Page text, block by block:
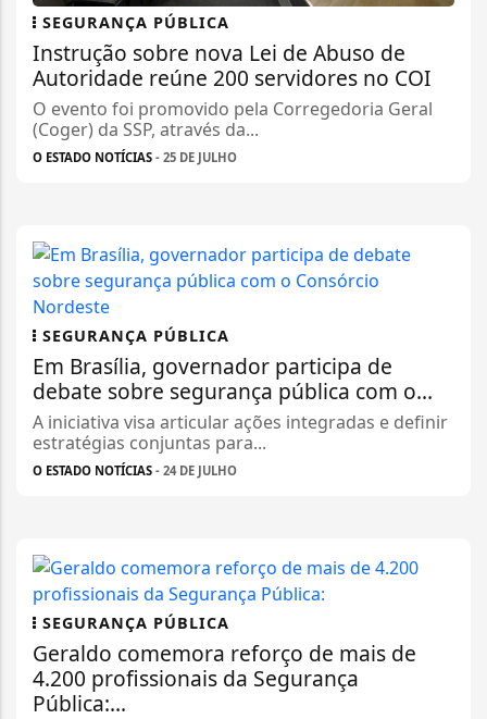
SEGURANÇA PÚBLICA
Instrução sobre nova Lei de Abuso de
Autoridade reúne 200 servidores no COI
O evento foi promovido pela Corregedoria Geral
(Coger) da SSP, através da...
O ESTADO NOTÍCIAS - 25 DE JULHO
SEGURANÇA PÚBLICA
Em Brasília, governador participa de
debate sobre segurança pública com o...
A iniciativa visa articular ações integradas e definir
estratégias conjuntas para...
O ESTADO NOTÍCIAS - 24 DE JULHO
SEGURANÇA PÚBLICA
Geraldo comemora reforço de mais de
4.200 profissionais da Segurança
Pública:...